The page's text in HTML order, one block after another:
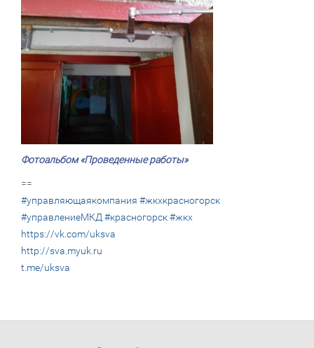
Фотоальбом «Проведенные работы»
==
#управляющаякомпания #жкхкрасногорск
#управлениеМКД #красногорск#жкх
https://vk.com/uksva
http://sva.myuk.ru
t.me/uksva